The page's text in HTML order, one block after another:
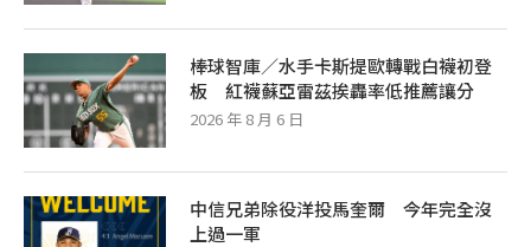
棒球智庫／水手卡斯提歐轉戰白襪初登
板 紅襪蘇亞雷茲挨轟率低推薦讓分
2026 年 8 月 6 日
中信兄弟除役洋投馬奎爾 今年完全沒
上過一軍